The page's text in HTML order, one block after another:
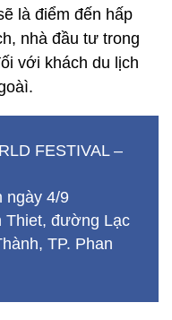
là điểm đến hấp
nhà đầu tư trong
với khách du lịch
FESTIVAL –
ngày 4/9
Thiet, đường Lạc
TP. Phan